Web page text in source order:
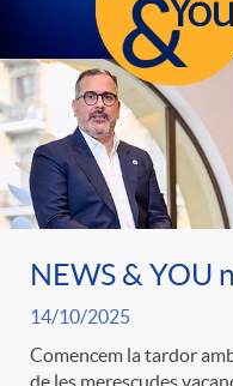
r
i
a
s
NEWS & YOU
14/10/2025
Comencem la tardor
de les merescudes